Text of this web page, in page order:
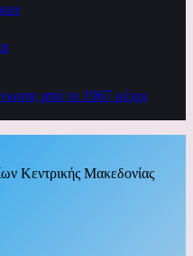
από το 1967 μέχρι
Κεντρικής Μακεδονίας